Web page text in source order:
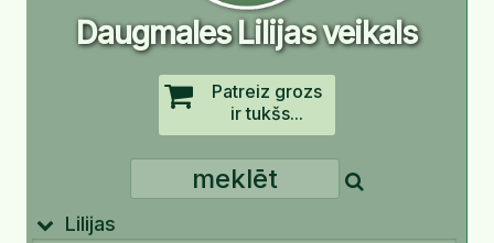
Daugmales Lilijas veikals
Patreiz grozs
ir tukšs...
Lilijas